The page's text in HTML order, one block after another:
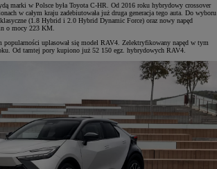
marki w Polsce była Toyota C-HR. Od 2016 roku hybrydowy crossover
w całym kraju zadebiutowała już druga generacja tego auta. Do wyboru
(1.8 Hybrid i 2.0 Hybrid Dynamic Force) oraz nowy napęd
o mocy 223 KM.
popularności uplasował się model RAV4. Zelektryfikowany napęd w tym
Od tamtej pory kupiono już 52 150 egz. hybrydowych RAV4.